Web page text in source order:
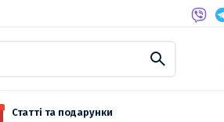
Статті та подарунки